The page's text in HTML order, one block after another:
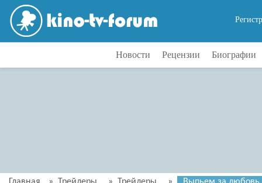
Новости Рецензии Биографии